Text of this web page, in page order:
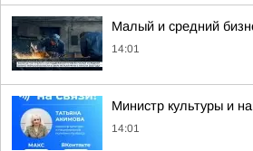
Малый и средний
14:01
Министр культуры и
14:01